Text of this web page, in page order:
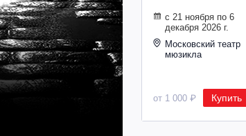
с 21 ноября по 6
декабря 2026 г.
Московский театр
мюзикла
от 1 000 ₽ Купить